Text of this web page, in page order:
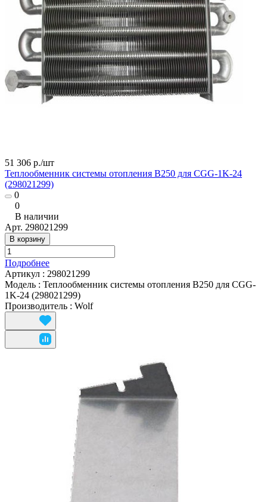
51 306 р./шт
Теплообменник системы отопления B250 для CGG-1K-24
(298021299)
0
0
В наличии
Арт. 298021299
В корзину
Подробнее
Артикул : 298021299
Модель : Теплообменник системы отопления B250 для CGG-
1K-24 (298021299)
Производитель : Wolf